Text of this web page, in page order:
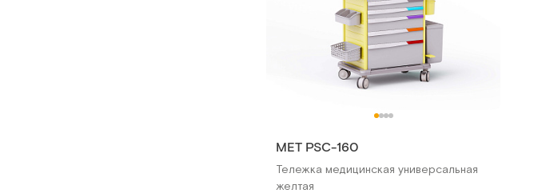
MET PSC-160
Тележка медицинская универсальная
желтая